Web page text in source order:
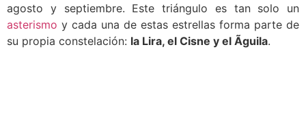
agosto y septiembre. Este triángulo es tan solo un
asterismo y cada una de estas estrellas forma parte de
su propia constelación: la Lira, el Cisne y el Ãguila.